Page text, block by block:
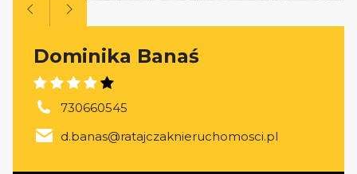
Dominika Banaś
730660545
d.banas@ratajczaknieruchomosci.pl